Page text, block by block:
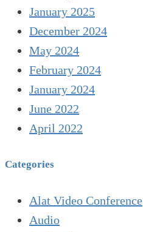
January 2025
December 2024
May 2024
February 2024
January 2024
June 2022
April 2022
Categories
Alat Video Conference
Audio